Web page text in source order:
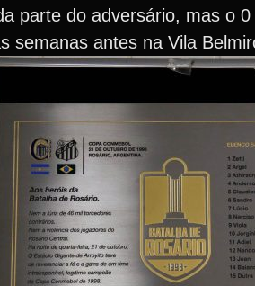
parte do adversário, mas o
semanas antes na Vila